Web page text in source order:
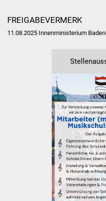
FREIGABEVERMERK
11.08.2025 Innenministerium